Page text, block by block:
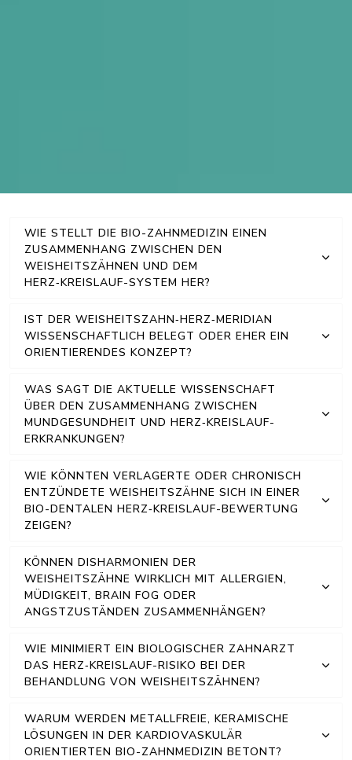
WIE STELLT DIE BIO-ZAHNMEDIZIN EINEN
ZUSAMMENHANG ZWISCHEN DEN
WEISHEITSZÄHNEN UND DEM
HERZ‑KREISLAUF-SYSTEM HER?
IST DER WEISHEITSZAHN‑HERZ‑MERIDIAN
WISSENSCHAFTLICH BELEGT ODER EHER EIN
ORIENTIERENDES KONZEPT?
WAS SAGT DIE AKTUELLE WISSENSCHAFT
ÜBER DEN ZUSAMMENHANG ZWISCHEN
MUNDGESUNDHEIT UND HERZ‑KREISLAUF-
ERKRANKUNGEN?
WIE KÖNNTEN VERLAGERTE ODER CHRONISCH
ENTZÜNDETE WEISHEITSZÄHNE SICH IN EINER
BIO-DENTALEN HERZ‑KREISLAUF-BEWERTUNG
ZEIGEN?
KÖNNEN DISHARMONIEN DER
WEISHEITSZÄHNE WIRKLICH MIT ALLERGIEN,
MÜDIGKEIT, BRAIN FOG ODER
ANGSTZUSTÄNDEN ZUSAMMENHÄNGEN?
WIE MINIMIERT EIN BIOLOGISCHER ZAHNARZT
DAS HERZ‑KREISLAUF-RISIKO BEI DER
BEHANDLUNG VON WEISHEITSZÄHNEN?
WARUM WERDEN METALLFREIE, KERAMISCHE
LÖSUNGEN IN DER KARDIOVASKULÄR
ORIENTIERTEN BIO-ZAHNMEDIZIN BETONT?